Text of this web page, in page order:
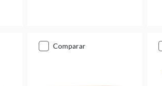
comparar